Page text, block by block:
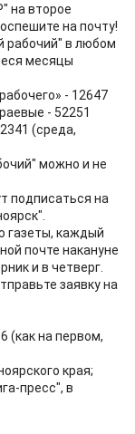
на второе
на почту!
рабочий" в любом
месяцы
- 12647
- 52251
(среда,
можно и не
подписаться на
газеты, каждый
почте накануне
и в четверг.
заявку на
(как на первом,
края;
пресс", в